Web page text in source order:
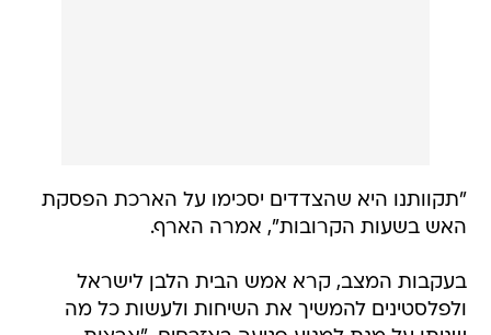
"תקוותנו היא שהצדדים יסכימו על הארכת הפסקת
האש בשעות הקרובות", אמרה הארף.
בעקבות המצב, קרא אמש הבית הלבן לישראל
ולפלסטינים להמשיך את השיחות ולעשות כל מה